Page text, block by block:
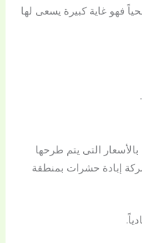
فهو غاية كبيرة يسعى لها
التى يتم طرحها
إبادة حشرات بمنطقة